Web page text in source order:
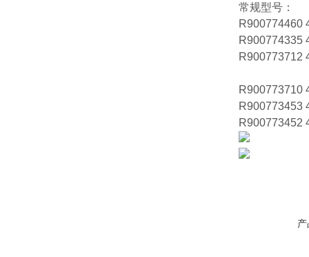
常规型号：
R900774460
R900774335
R900773712
R900773710
R900773453
R900773452